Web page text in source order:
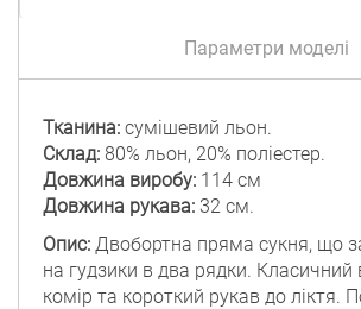
Параметри моделі
Тканина: сумішевий льон.
Склад: 80% льон, 20% поліестер.
Довжина виробу: 114 см
Довжина рукава: 32 см.
Опис: Двобортна пряма сукня, що
на гудзики в два рядки. Класичний
комір та короткий рукав до ліктя.